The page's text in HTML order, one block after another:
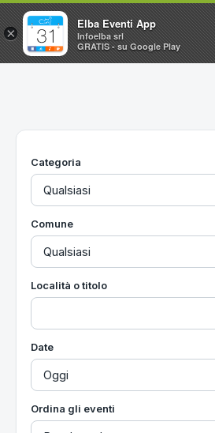
Home
Utilità
Categoria
Comune
Località o titolo
Date
Ordina gli eventi
×
Elba Eventi App
Infoelba srl
GRATIS - su Google Play